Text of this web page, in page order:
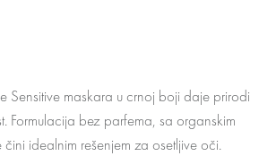
Sensitive maskara u crnoj boji daje prirodi
Formulacija bez parfema, sa organskim
idealnim rešenjem za osetljive oči.